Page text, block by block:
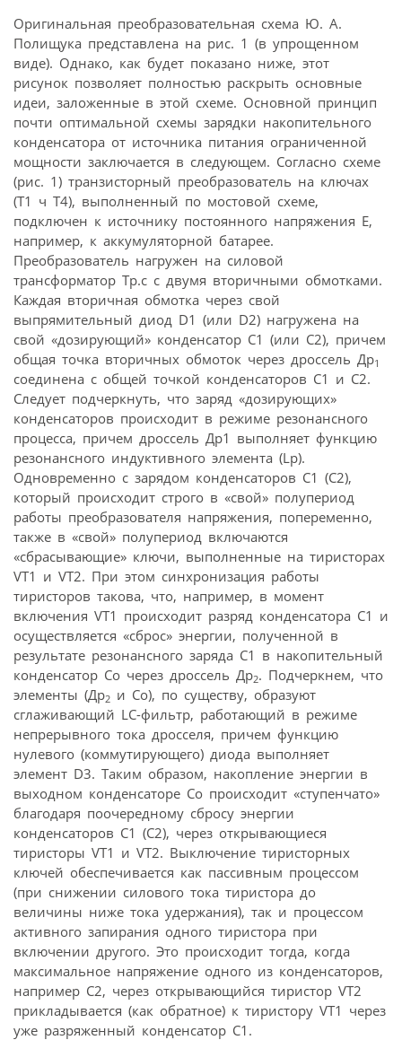
Оригинальная преобразовательная схема Ю. А.
Полищука представлена на рис. 1 (в упрощенном
виде). Однако, как будет показано ниже, этот
рисунок позволяет полностью раскрыть основные
идеи, заложенные в этой схеме. Основной принцип
почти оптимальной схемы зарядки накопительного
конденсатора от источника питания ограниченной
мощности заключается в следующем. Согласно схеме
(рис. 1) транзисторный преобразователь на ключах
(T1 ч T4), выполненный по мостовой схеме,
подключен к источнику постоянного напряжения E,
например, к аккумуляторной батарее.
Преобразователь нагружен на силовой
трансформатор Тр.с с двумя вторичными обмотками.
Каждая вторичная обмотка через свой
выпрямительный диод D1 (или D2) нагружена на
свой «дозирующий» конденсатор C1 (или C2), причем
общая точка вторичных обмоток через дроссель Др1
соединена с общей точкой конденсаторов C1 и C2.
Следует подчеркнуть, что заряд «дозирующих»
конденсаторов происходит в режиме резонансного
процесса, причем дроссель Др1 выполняет функцию
резонансного индуктивного элемента (Lр).
Одновременно с зарядом конденсаторов C1 (C2),
который происходит строго в «свой» полупериод
работы преобразователя напряжения, попеременно,
также в «свой» полупериод включаются
«сбрасывающие» ключи, выполненные на тиристорах
VТ1 и VТ2. При этом синхронизация работы
тиристоров такова, что, например, в момент
включения VТ1 происходит разряд конденсатора C1 и
осуществляется «сброс» энергии, полученной в
результате резонансного заряда C1 в накопительный
конденсатор Cо через дроссель Др2. Подчеркнем, что
элементы (Др2 и Cо), по существу, образуют
сглаживающий LC-фильтр, работающий в режиме
непрерывного тока дросселя, причем функцию
нулевого (коммутирующего) диода выполняет
элемент D3. Таким образом, накопление энергии в
выходном конденсаторе Cо происходит «ступенчато»
благодаря поочередному сбросу энергии
конденсаторов C1 (C2), через открывающиеся
тиристоры VТ1 и VТ2. Выключение тиристорных
ключей обеспечивается как пассивным процессом
(при снижении силового тока тиристора до
величины ниже тока удержания), так и процессом
активного запирания одного тиристора при
включении другого. Это происходит тогда, когда
максимальное напряжение одного из конденсаторов,
например C2, через открывающийся тиристор VТ2
прикладывается (как обратное) к тиристору VТ1 через
уже разряженный конденсатор C1.